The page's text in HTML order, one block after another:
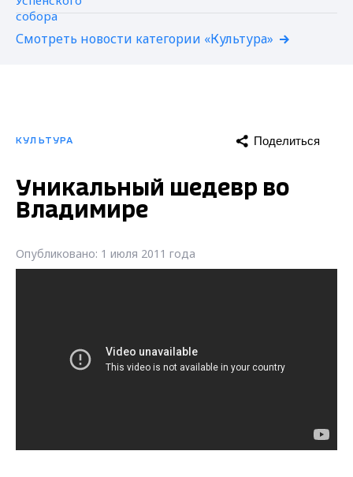
Смотреть новости категории «Культура»
КУЛЬТУРА Поделиться
Уникальный шедевр во
Владимире
Опубликовано: 1 июля 2011 года